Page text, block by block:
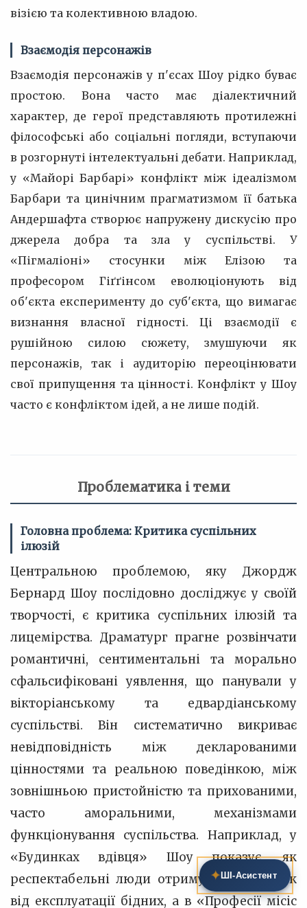
візією та колективною владою.
Взаємодія персонажів
Взаємодія персонажів у п'єсах Шоу рідко буває
простою. Вона часто має діалектичний
характер, де герої представляють протилежні
філософські або соціальні погляди, вступаючи
в розгорнуті інтелектуальні дебати. Наприклад,
у «Майорі Барбарі» конфлікт між ідеалізмом
Барбари та цинічним прагматизмом її батька
Андершафта створює напружену дискусію про
джерела добра та зла у суспільстві. У
«Пігмаліоні» стосунки між Елізою та
професором Гіґґінсом еволюціонують від
об'єкта експерименту до суб'єкта, що вимагає
визнання власної гідності. Ці взаємодії є
рушійною силою сюжету, змушуючи як
персонажів, так і аудиторію переоцінювати
свої припущення та цінності. Конфлікт у Шоу
часто є конфліктом ідей, а не лише подій.
Проблематика і теми
Головна проблема: Критика суспільних
ілюзій
Центральною проблемою, яку Джордж
Бернард Шоу послідовно досліджує у своїй
творчості, є критика суспільних ілюзій та
лицемірства. Драматург прагне розвінчати
романтичні, сентиментальні та морально
сфальсифіковані уявлення, що панували у
вікторіанському та едвардіанському
суспільстві. Він систематично викриває
невідповідність між декларованими
цінностями та реальною поведінкою, між
зовнішньою пристойністю та прихованими,
часто аморальними, механізмами
функціонування суспільства. Наприклад, у
«Будинках вдівця» Шоу показує, як
респектабельні люди отримують прибуток
від експлуатації бідних, а в «Професії місіс
✦ ШІ‑Асистент